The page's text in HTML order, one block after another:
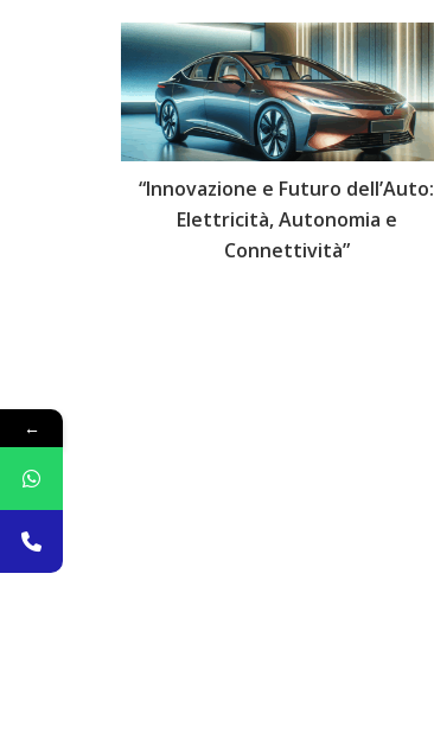
“Innovazione e Futuro dell’Auto:
Elettricità, Autonomia e
Connettività”
←